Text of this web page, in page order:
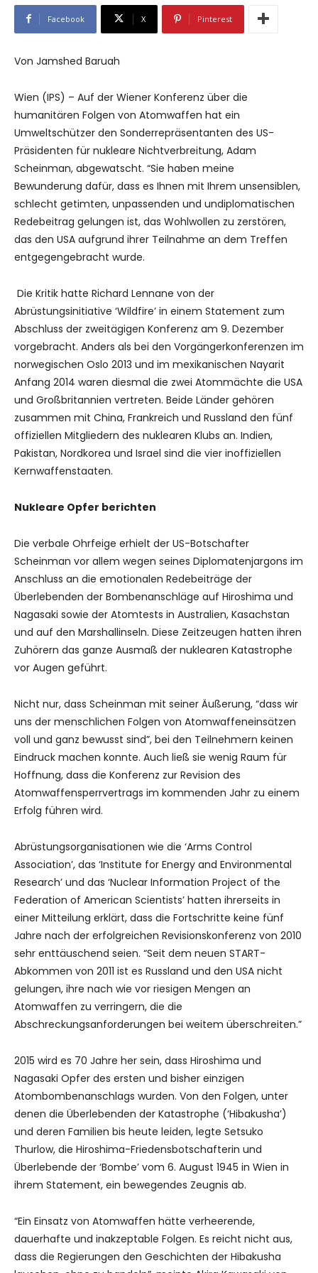
Facebook X Pinterest
Von Jamshed Baruah
Wien (IPS) – Auf der Wiener Konferenz über die
humanitären Folgen von Atomwaffen hat ein
Umweltschützer den Sonderrepräsentanten des US-
Präsidenten für nukleare Nichtverbreitung, Adam
Scheinman, abgewatscht. “Sie haben meine
Bewunderung dafür, dass es Ihnen mit Ihrem unsensiblen,
schlecht getimten, unpassenden und undiplomatischen
Redebeitrag gelungen ist, das Wohlwollen zu zerstören,
das den USA aufgrund ihrer Teilnahme an dem Treffen
entgegengebracht wurde.
Die Kritik hatte Richard Lennane von der
Abrüstungsinitiative ‘Wildfire’ in einem Statement zum
Abschluss der zweitägigen Konferenz am 9. Dezember
vorgebracht. Anders als bei den Vorgängerkonferenzen im
norwegischen Oslo 2013 und im mexikanischen Nayarit
Anfang 2014 waren diesmal die zwei Atommächte die USA
und Großbritannien vertreten. Beide Länder gehören
zusammen mit China, Frankreich und Russland den fünf
offiziellen Mitgliedern des nuklearen Klubs an. Indien,
Pakistan, Nordkorea und Israel sind die vier inoffiziellen
Kernwaffenstaaten.
Nukleare Opfer berichten
Die verbale Ohrfeige erhielt der US-Botschafter
Scheinman vor allem wegen seines Diplomatenjargons im
Anschluss an die emotionalen Redebeiträge der
Überlebenden der Bombenanschläge auf Hiroshima und
Nagasaki sowie der Atomtests in Australien, Kasachstan
und auf den Marshallinseln. Diese Zeitzeugen hatten ihren
Zuhörern das ganze Ausmaß der nuklearen Katastrophe
vor Augen geführt.
Nicht nur, dass Scheinman mit seiner Äußerung, “dass wir
uns der menschlichen Folgen von Atomwaffeneinsätzen
voll und ganz bewusst sind”, bei den Teilnehmern keinen
Eindruck machen konnte. Auch ließ sie wenig Raum für
Hoffnung, dass die Konferenz zur Revision des
Atomwaffensperrvertrags im kommenden Jahr zu einem
Erfolg führen wird.
Abrüstungsorganisationen wie die ‘Arms Control
Association’, das ‘Institute for Energy and Environmental
Research’ und das ‘Nuclear Information Project of the
Federation of American Scientists’ hatten ihrerseits in
einer Mitteilung erklärt, dass die Fortschritte keine fünf
Jahre nach der erfolgreichen Revisionskonferenz von 2010
sehr enttäuschend seien. “Seit dem neuen START-
Abkommen von 2011 ist es Russland und den USA nicht
gelungen, ihre nach wie vor riesigen Mengen an
Atomwaffen zu verringern, die die
Abschreckungsanforderungen bei weitem überschreiten.”
2015 wird es 70 Jahre her sein, dass Hiroshima und
Nagasaki Opfer des ersten und bisher einzigen
Atombombenanschlags wurden. Von den Folgen, unter
denen die Überlebenden der Katastrophe (‘Hibakusha’)
und deren Familien bis heute leiden, legte Setsuko
Thurlow, die Hiroshima-Friedensbotschafterin und
Überlebende der ‘Bombe’ vom 6. August 1945 in Wien in
ihrem Statement, ein bewegendes Zeugnis ab.
“Ein Einsatz von Atomwaffen hätte verheerende,
dauerhafte und inakzeptable Folgen. Es reicht nicht aus,
dass die Regierungen den Geschichten der Hibakusha